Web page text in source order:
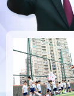
科技
文化